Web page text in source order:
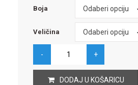
Boja Odaberi opciju
Boja
Veličina Odaberi opciju
Veličina
DODAJ U KOŠARICU